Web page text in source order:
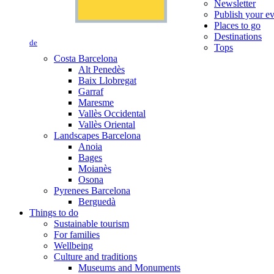
de
Newsletter
Publish your
Places to go
Destinations
Tops
Costa Barcelona
Alt Penedès
Baix Llobregat
Garraf
Maresme
Vallès Occidental
Vallès Oriental
Landscapes Barcelona
Anoia
Bages
Moianès
Osona
Pyrenees Barcelona
Berguedà
Things to do
Sustainable tourism
For families
Wellbeing
Culture and traditions
Museums and Monuments